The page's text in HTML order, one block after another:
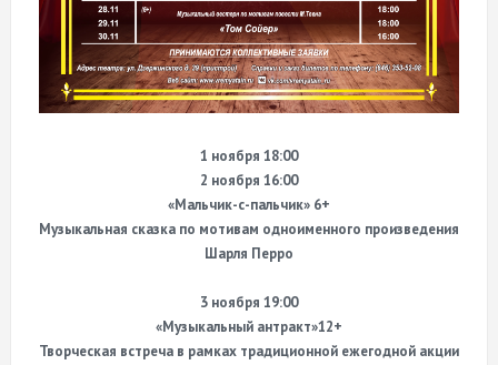
1 ноября 18:00
2 ноября 16:00
«Мальчик-с-пальчик» 6+
Музыкальная сказка по мотивам одноименного произведения
Шарля Перро
3 ноября 19:00
«Музыкальный антракт»12+
Творческая встреча в рамках традиционной ежегодной акции